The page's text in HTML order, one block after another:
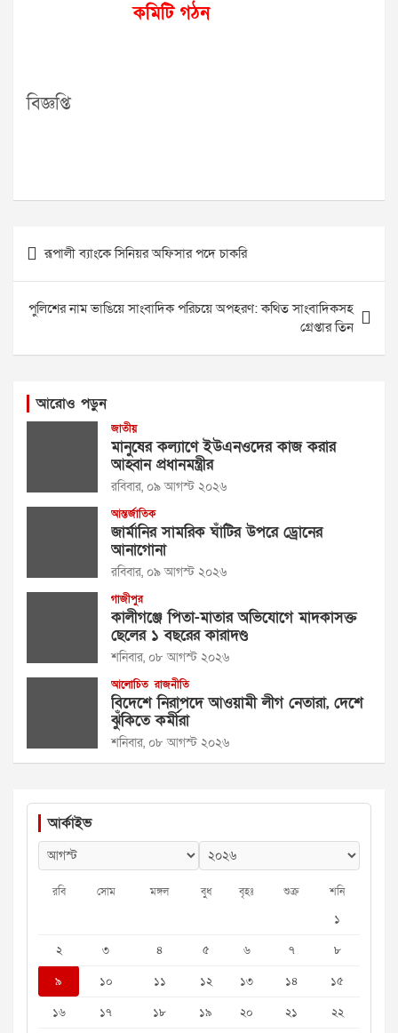
কমিটি গঠন
বিজ্ঞপ্তি
Post
navigation
রূপালী ব্যাংকে সিনিয়র অফিসার পদে চাকরি
পুলিশের নাম ভাঙিয়ে সাংবাদিক পরিচয়ে অপহরণ: কথিত সাংবাদিকসহ
গ্রেপ্তার তিন
আরোও পড়ুন
জাতীয়
মানুষের কল্যাণে ইউএনওদের কাজ করার
আহ্বান প্রধানমন্ত্রীর
রবিবার, ০৯ আগস্ট ২০২৬
আন্তর্জাতিক
জার্মানির সামরিক ঘাঁটির উপরে ড্রোনের
আনাগোনা
রবিবার, ০৯ আগস্ট ২০২৬
গাজীপুর
কালীগঞ্জে পিতা-মাতার অভিযোগে মাদকাসক্ত
ছেলের ১ বছরের কারাদণ্ড
শনিবার, ০৮ আগস্ট ২০২৬
আলোচিত রাজনীতি
বিদেশে নিরাপদে আওয়ামী লীগ নেতারা, দেশে
ঝুঁকিতে কর্মীরা
শনিবার, ০৮ আগস্ট ২০২৬
আর্কাইভ
রবি সোম মঙ্গল বুধ বৃহঃ শুক্র শনি
১
২
৩ ৪ ৫ ৬ ৭
৮
৯
১০ ১১ ১২ ১৩ ১৪
১৫
১৬
১৭ ১৮ ১৯ ২০ ২১ ২২